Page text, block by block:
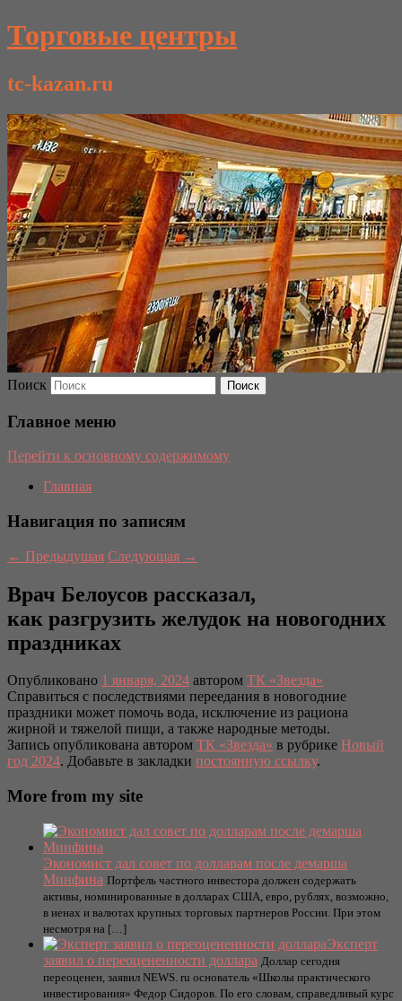
Торговые центры
tc-kazan.ru
Поиск
Главное меню
Перейти к основному содержимому
Главная
Навигация по записям
← Предыдущая Следующая →
Врач Белоусов рассказал,
как разгрузить желудок на новогодних
праздниках
Опубликовано 1 января, 2024 автором ТК «Звезда»
Справиться с последствиями переедания в новогодние
праздники может помочь вода, исключение из рациона
жирной и тяжелой пищи, а также народные методы.
Запись опубликована автором ТК «Звезда» в рубрике Новый
год 2024. Добавьте в закладки постоянную ссылку.
More from my site
Экономист дал совет по долларам после демарша
Минфина Портфель частного инвестора должен содержать
активы, номинированные в долларах США, евро, рублях, возможно,
в иенах и валютах крупных торговых партнеров России. При этом
несмотря на […]
Эксперт
заявил о переоцененности доллара Доллар сегодня
переоценен, заявил NEWS. ru основатель «Школы практического
инвестирования» Федор Сидоров. По его словам, справедливый курс